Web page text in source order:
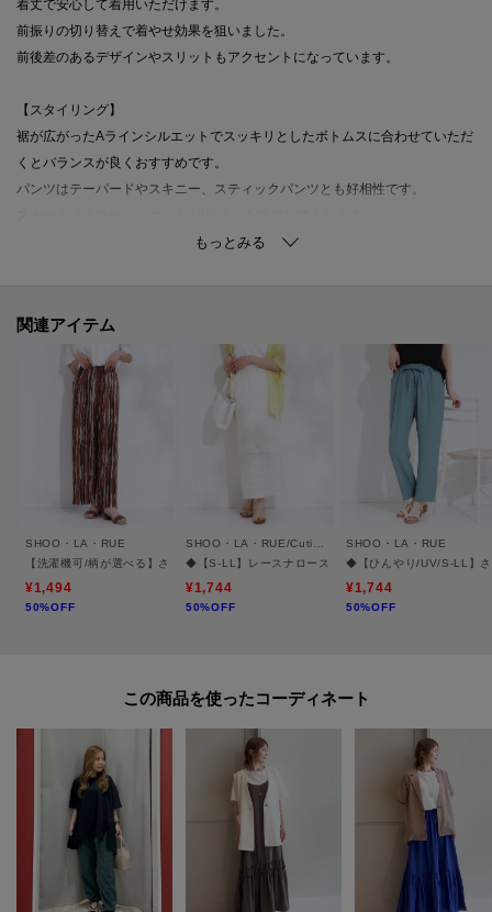
着丈で安心して着用いただけます。
前振りの切り替えで着やせ効果を狙いました。
前後差のあるデザインやスリットもアクセントになっています。
【スタイリング】
裾が広がったAラインシルエットでスッキリとしたボトムスに合わせていただ
くとバランスが良くおすすめです。
パンツはテーパードやスキニー、スティックパンツとも好相性です。
※照明の関係により、実際よりも色味が違って見える場合があります。ま
た、パソコン・スマートフォンなどの環境により、若干製品と画像のカラー
が異なる場合もございます。
ーーーーーーーーーーーーーーーーーーーーーーーーーーーー
■気になるアイテムは『お気に入り登録』がおすすめです！■
＜お気に入り登録とは？＞
オンラインサイトの各アイテムにある「ハートマーク」を
クリックして簡単に追加できます！
お得な情報をGETできます！！
再入荷通知や、値下げ情報・在庫状況をメルマガにてお知らせ。
マイページでお気に入り一覧をチェックでき、
自分だけのお買い物リストがつくれる！
ーーーーーーーーーーーーーーーーーーーーーーーーーーーー
関連アイテム
SHOO・LA・RUE
【洗濯機可/柄が選べる】さらさら楽ちん プリーツ ワイドパンツ
¥1,494
50%OFF
◆【S-LL】レースナロースカート
¥1,744
50%OFF
SHOO・LA・RUE
◆【ひんやり/UV/S-LL】さ
¥1,744
50%OFF
この商品を使った